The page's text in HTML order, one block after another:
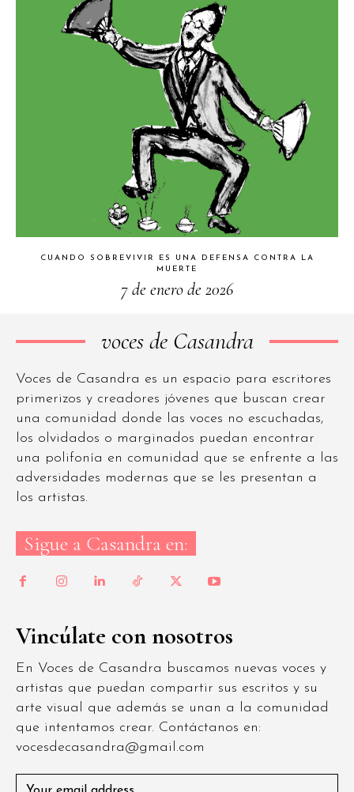
CUANDO SOBREVIVIR ES UNA DEFENSA CONTRA LA
MUERTE
7 de enero de 2026
voces de Casandra
Voces de Casandra es un espacio para escritores
primerizos y creadores jóvenes que buscan crear
una comunidad donde las voces no escuchadas,
los olvidados o marginados puedan encontrar
una polifonía en comunidad que se enfrente a las
adversidades modernas que se les presentan a
los artistas.
Sigue a Casandra en:
Vincúlate con nosotros
En Voces de Casandra buscamos nuevas voces y
artistas que puedan compartir sus escritos y su
arte visual que además se unan a la comunidad
que intentamos crear. Contáctanos en:
vocesdecasandra@gmail.com